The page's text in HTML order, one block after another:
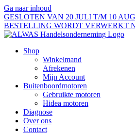
Ga naar inhoud
GESLOTEN VAN 20 JULI T/M 10
BESTELLING WORDT VERWERKT
Shop
Winkelmand
Afrekenen
Mijn Account
Buitenboordmotoren
Gebruikte motoren
Hidea motoren
Diagnose
Over ons
Contact